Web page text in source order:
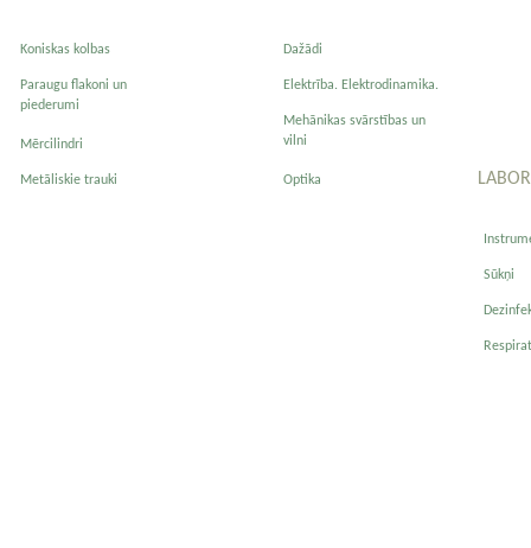
Koniskas kolbas
Paraugu flakoni un
piederumi
Mērcilindri
Metāliskie trauki
Dažādi
Elektrība. Elektrodinamika.
Mehānikas svārstības un
vilni
Optika
Sūkņi